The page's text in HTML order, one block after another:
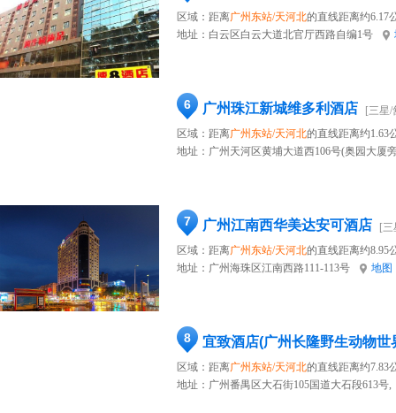
区域：距离广州东站/天河北的直线距离约6.17
地址： 白云区白云大道北官厅西路自编1号
6 广州珠江新城维多利酒店
[三星/
区域：距离广州东站/天河北的直线距离约1.63
地址： 广州天河区黄埔大道西106号(奥园大厦
7 广州江南西华美达安可酒店
[
区域：距离广州东站/天河北的直线距离约8.95
地址： 广州海珠区江南西路111-113号 地图
8 宜致酒店(广州长隆野生动物世
区域：距离广州东站/天河北的直线距离约7.83
地址： 广州番禺区大石街105国道大石段613号,